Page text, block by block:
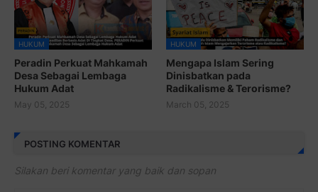
HUKUM
Peradin Perkuat Mahkamah
Desa Sebagai Lembaga
Hukum Adat
May 05, 2025
HUKUM
Mengapa Islam Sering
Dinisbatkan pada
Radikalisme & Terorisme?
March 05, 2025
POSTING KOMENTAR
Silakan beri komentar yang baik dan sopan